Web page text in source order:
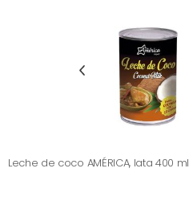
Leche de coco AMÉRICA, lata 400 ml